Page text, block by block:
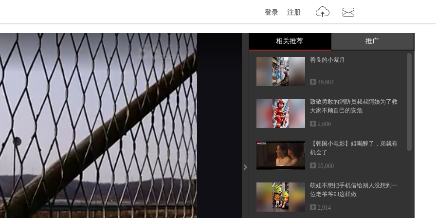
登录 注册
亮度 标准
饱和度 100
相关推荐 推广
善良的小紫月
49,684
致敬勇敢的消防员叔叔阿姨为了救
大家不顾自己的安危
2,686
【韩国小电影】姐喝醉了，弟就有
机会了
35,060
萌娃不想把手机借给别人没想到一
位老爷爷却这样做
2,914